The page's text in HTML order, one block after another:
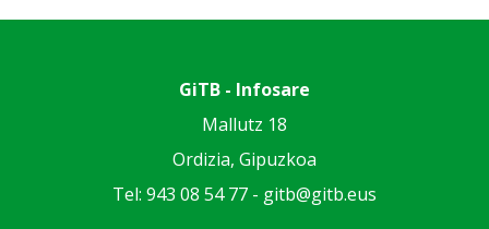
GiTB - Infosare
Mallutz 18
Ordizia, Gipuzkoa
Tel: 943 08 54 77 - gitb@gitb.eus